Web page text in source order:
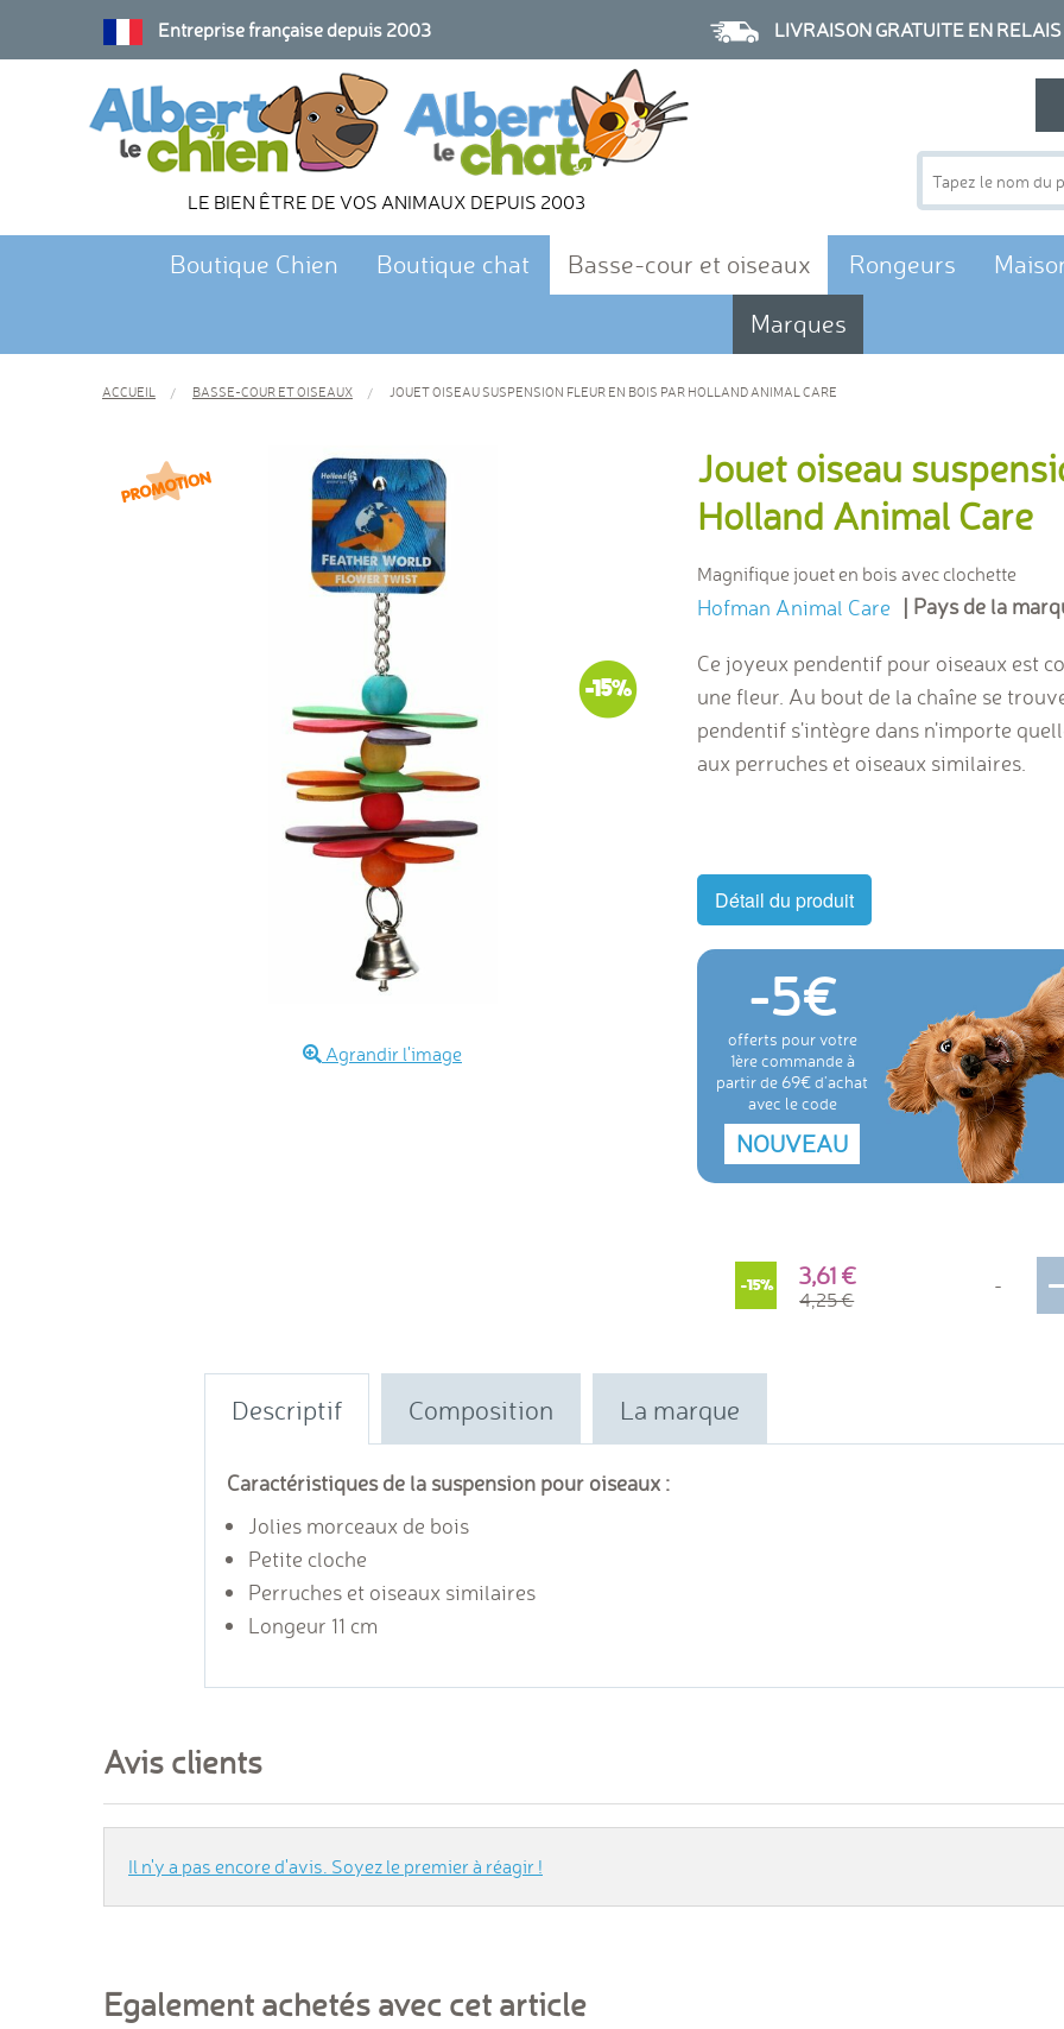
Entreprise française depuis 2003 LIVRAISON GRATUITE EN
LE BIEN ÊTRE DE VOS ANIMAUX DEPUIS 2003
Boutique Chien Boutique chat Basse-cour et oiseaux Rongeurs
Marques
ACCUEIL BASSE-COUR ET OISEAUX JOUET OISEAU SUSPENSION FLEUR EN BOIS PAR HOLLAND ANIMAL CARE
-15%
Agrandir l'image
Jouet oiseau
Holland Animal Care
Magnifique jouet en bois avec clochette
Hofman Animal Care | Pays de la
Ce joyeux pendentif pour oiseaux est
une fleur. Au bout de la chaîne se
pendentif s'intègre dans n'importe
aux perruches et oiseaux similaires.
Détail du produit
-5
offerts pour votre
1ère commande à
partir de 69€ d'achat
avec le code
NOUVEAU
-15% 3,61
4,25
-
Descriptif Composition La marque
Caractéristiques de la suspension pour oiseaux :
Jolies morceaux de bois
Petite cloche
Perruches et oiseaux similaires
Longeur 11 cm
Avis clients
Il n'y a pas encore d'avis. Soyez le premier à réagir !
Egalement achetés avec cet article